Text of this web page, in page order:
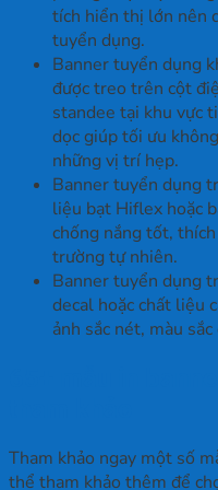
tích hiển thị lớn nên
tuyển dụng.
Banner tuyển dụng
được treo trên cột
standee tại khu vực
dọc giúp tối ưu
những vị trí hẹp.
Banner tuyển dụng
liệu bạt Hiflex hoặc
chống nắng tốt,
trường tự nhiên.
Banner tuyển dụng
decal hoặc chất liệu
ảnh sắc nét, màu
Tham khảo ngay một số
thể tham khảo thêm để